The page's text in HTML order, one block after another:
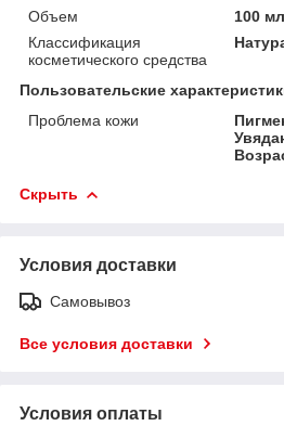
Объем
100 мл
Классификация
косметического средства
Пользовательские
Проблема кожи
Скрыть
Условия доставки
Самовывоз
Все условия доставки
Условия оплаты